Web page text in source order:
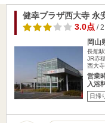
健幸プラザ西大寺 永
3.0点/ 2
岡山
長船
JR赤
西大
営業
入浴
日帰